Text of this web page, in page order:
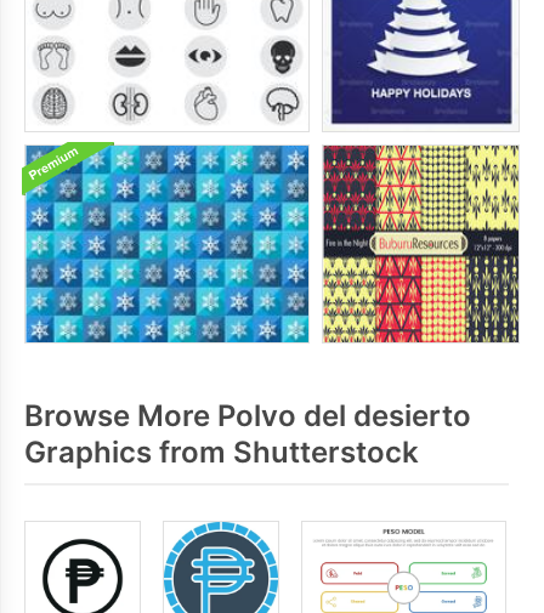
Browse More Polvo del desierto
Graphics from Shutterstock